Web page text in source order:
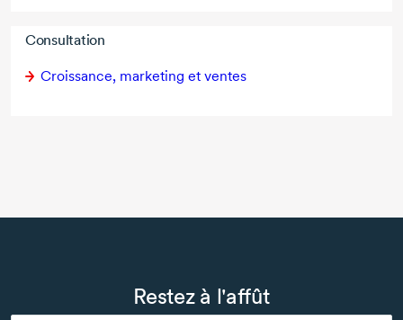
Consultation
Croissance, marketing et ventes
Restez à l'affût